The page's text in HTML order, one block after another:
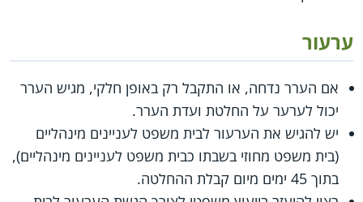
ערעור
אם הערר נדחה, או התקבל רק באופן חלקי, מגיש הערר
יכול לערער על החלטת ועדת הערר.
יש להגיש את הערעור לבית משפט לעניינים מינהליים
(בית משפט מחוזי בשבתו כבית משפט לעניינים מינהליים),
בתוך 45 ימים מיום קבלת ההחלטה.